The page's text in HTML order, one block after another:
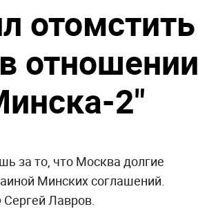
отомстить
отношении
2"
за то, что Москва долгие
Минских соглашений.
Лавров.